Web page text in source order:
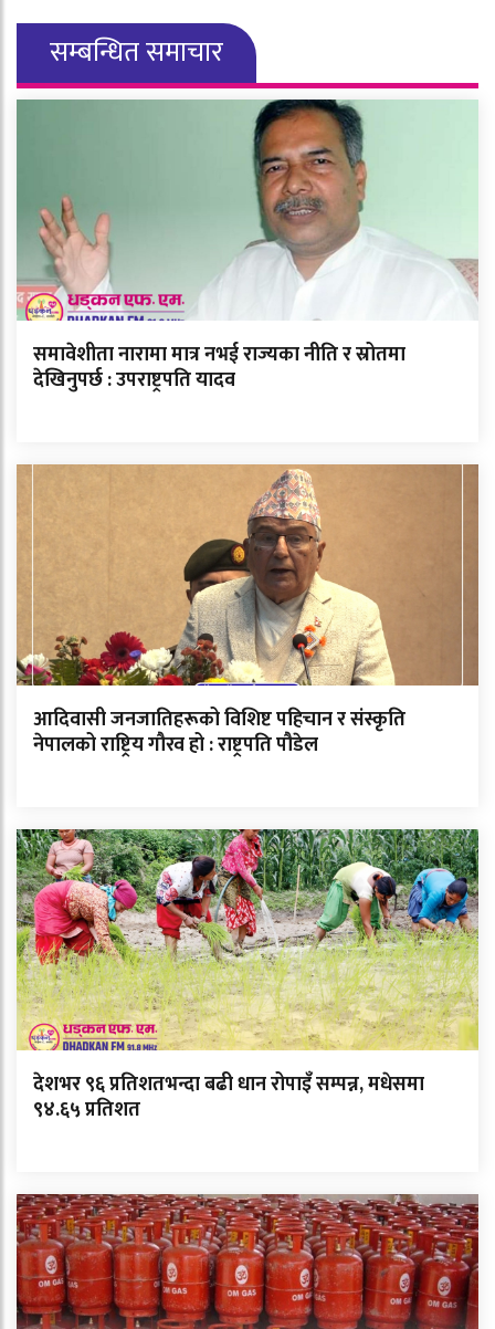
सम्बन्धित समाचार
समावेशीता नारामा मात्र नभई राज्यका नीति र स्रोतमा
देखिनुपर्छ : उपराष्ट्रपति यादव
आदिवासी जनजातिहरूको विशिष्ट पहिचान र संस्कृति
नेपालको राष्ट्रिय गौरव हो : राष्ट्रपति पौडेल
देशभर ९६ प्रतिशतभन्दा बढी धान रोपाइँ सम्पन्न, मधेसमा
९४.६५ प्रतिशत